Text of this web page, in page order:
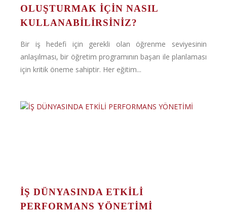
OLUŞTURMAK İÇIN NASIL
KULLANABILIRSINIZ?
Bir iş hedefi için gerekli olan öğrenme seviyesinin
anlaşılması, bir öğretim programının başarı ile planlaması
için kritik öneme sahiptir. Her eğitim...
İŞ DÜNYASINDA ETKİLİ
PERFORMANS YÖNETİMİ